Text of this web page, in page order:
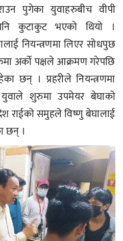
पुगेका युवाहरुबीच वीपी
पनि कुटाकुट भएको थियो ।
नियन्त्रणमा लिएर सोधपुछ
अर्को पक्षले आक्रमण गरेपछि
छन् । प्रहरीले नियन्त्रणमा
शुरुमा उपमेयर बेघाको
राईको समुहले विष्णु बेघालाई
छन् ।